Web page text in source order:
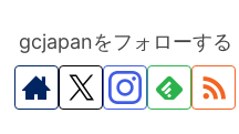
gcjapanをフォローする